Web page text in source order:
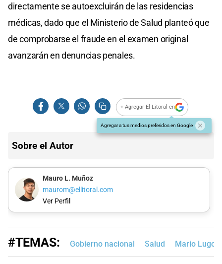
directamente se autoexcluirán de las residencias
médicas, dado que el Ministerio de Salud planteó que
de comprobarse el fraude en el examen original
avanzarán en denuncias penales.
+ Agregar El Litoral en
Agregar a tus medios preferidos en Google
Sobre el Autor
Mauro L. Muñoz
maurom@ellitoral.com
Ver Perfil
#TEMAS: Gobierno nacional Salud Mario